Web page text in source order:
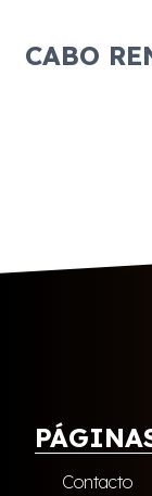
CABO
Contacto